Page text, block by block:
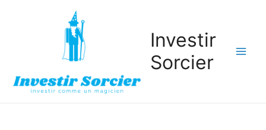
Investir
Sorcier